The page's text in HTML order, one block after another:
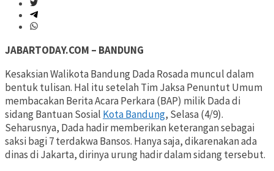
JABARTODAY.COM – BANDUNG
Kesaksian Walikota Bandung Dada Rosada muncul dalam
bentuk tulisan. Hal itu setelah Tim Jaksa Penuntut Umum
membacakan Berita Acara Perkara (BAP) milik Dada di
sidang Bantuan Sosial Kota Bandung, Selasa (4/9).
Seharusnya, Dada hadir memberikan keterangan sebagai
saksi bagi 7 terdakwa Bansos. Hanya saja, dikarenakan ada
dinas di Jakarta, dirinya urung hadir dalam sidang tersebut.